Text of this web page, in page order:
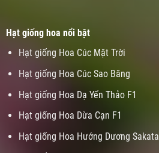
Hạt giống hoa nổi bật
Hạt giống Hoa Cúc Mặt Trời
Hạt giống Hoa Cúc Sao Băng
Hạt giống Hoa Dạ Yến Thảo F1
Hạt giống Hoa Dừa Cạn F1
Hạt giống Hoa Hướng Dương Sakata